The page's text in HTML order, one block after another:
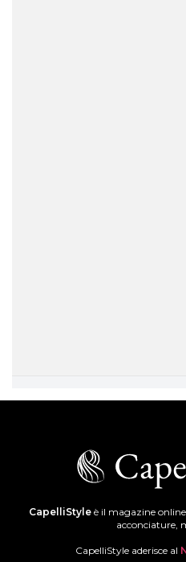
CapelliStyleè il magazine
acconciature,
CapelliStyle aderisce al